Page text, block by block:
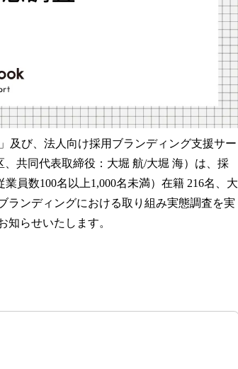
及び、法人向け採用ブランディング支援サー
共同代表取締役：大堀 航/大堀 海）は、採
員数100名以上1,000名未満）在籍 216名、大
ランディングにおける取り組み実態調査を実
らせいたします。